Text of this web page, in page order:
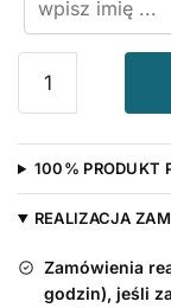
Czerwony
Smok
z
Imieniem
Maskotka
100% PRODUKT
REALIZACJA
Zamówienia
godzin), jeśli